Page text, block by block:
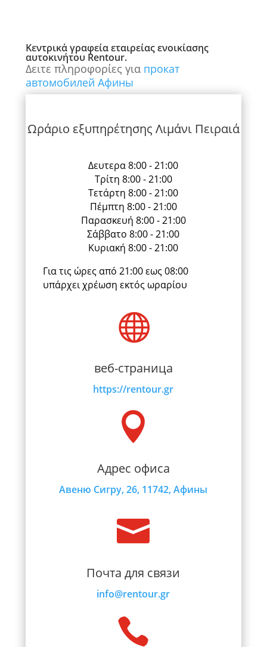
Κεντρικά γραφεία εταιρείας ενοικίασης
αυτοκινήτου Rentour.
Δειτε πληροφορίες για прокат
автомобилей Афины
Ωράριο εξυπηρέτησης Λιμάνι Πειραιά
Δευτερα 8:00 - 21:00
Τρίτη 8:00 - 21:00
Τετάρτη 8:00 - 21:00
Πέμπτη 8:00 - 21:00
Παρασκευή 8:00 - 21:00
Σάββατο 8:00 - 21:00
Κυριακή 8:00 - 21:00
Για τις ώρες από 21:00 εως 08:00
υπάρχει χρέωση εκτός ωραρίου

веб-страница
https://rentour.gr

Адрес офиса
Авеню Сигру, 26, 11742, Афины

Почта для связи
info@rentour.gr
